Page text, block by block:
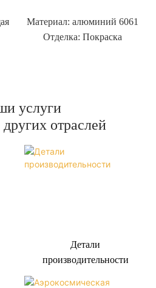
Материал: алюминий 6061
Отделка: Покраска
услуги
отраслей
Детали
производительности